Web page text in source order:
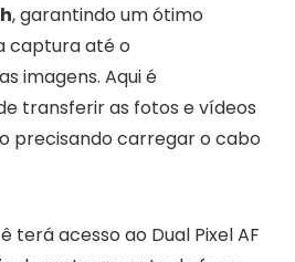
, garantindo um ótimo
captura até o
imagens. Aqui é
transferir as fotos e vídeos
precisando carregar o cabo
terá acesso ao Dual Pixel AF